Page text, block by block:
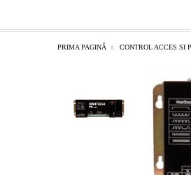
PRIMA PAGINĂ CONTROL ACCES SI